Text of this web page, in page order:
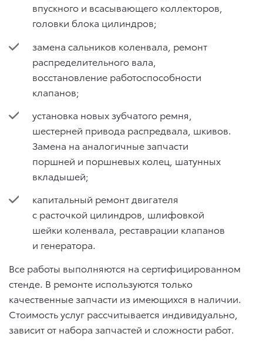
впускного и всасывающего коллекторов,
головки блока цилиндров;
замена сальников коленвала, ремонт
распределительного вала,
восстановление работоспособности
клапанов;
установка новых зубчатого ремня,
шестерней привода распредвала, шкивов.
Замена на аналогичные запчасти
поршней и поршневых колец, шатунных
вкладышей;
капитальный ремонт двигателя
с расточкой цилиндров, шлифовкой
шейки коленвала, реставрации клапанов
и генератора.
Все работы выполняются на сертифицированном
стенде. В ремонте используются только
качественные запчасти из имеющихся в наличии.
Стоимость услуг рассчитывается индивидуально,
зависит от набора запчастей и сложности работ.